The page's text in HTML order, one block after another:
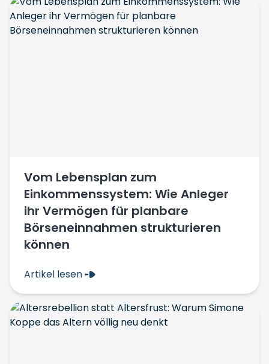
Vom Lebensplan zum
Einkommenssystem: Wie Anleger
ihr Vermögen für planbare
Börseneinnahmen strukturieren
können
Artikel lesen